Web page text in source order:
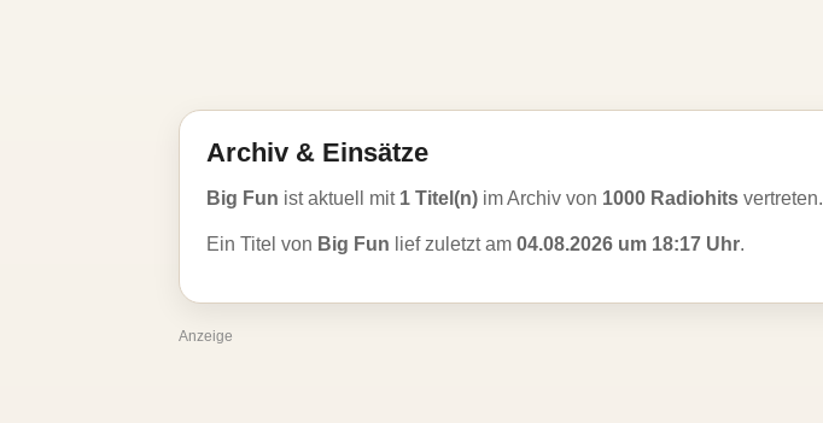
Archiv & Einsätze
Big Fun ist aktuell mit 1 Titel(n) im Archiv von 1000 Radiohits vertreten.
Ein Titel von Big Fun lief zuletzt am 04.08.2026 um 18:17 Uhr.
Anzeige